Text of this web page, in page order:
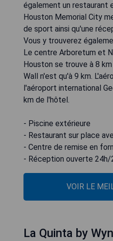
également un restaurant
Houston Memorial City
de sport ainsi qu'une
Vous y trouverez
Le centre Arboretum et
Houston se trouve à 8
Wall n'est qu'à 9 km.
l'aéroport international
km de l'hôtel.
- Piscine extérieure
- Restaurant sur place
- Centre de remise en
- Réception ouverte 24h/
VOIR LE
La Quinta by